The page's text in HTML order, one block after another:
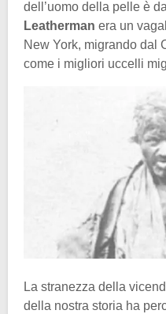
dell’uomo della pelle è
Leatherman era un
New York, migrando dal
come i migliori uccelli
La stranezza della
della nostra storia ha